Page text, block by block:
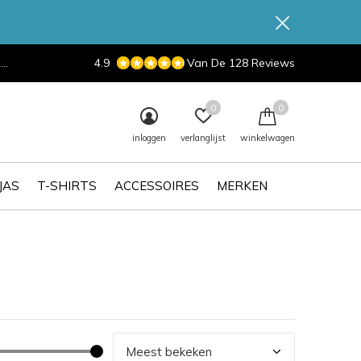
T-SHIRTS ACCESSOIRES MERKEN
inloggen verlanglijst
0
winkelwagen
0
4.9 Van De 128 Reviews